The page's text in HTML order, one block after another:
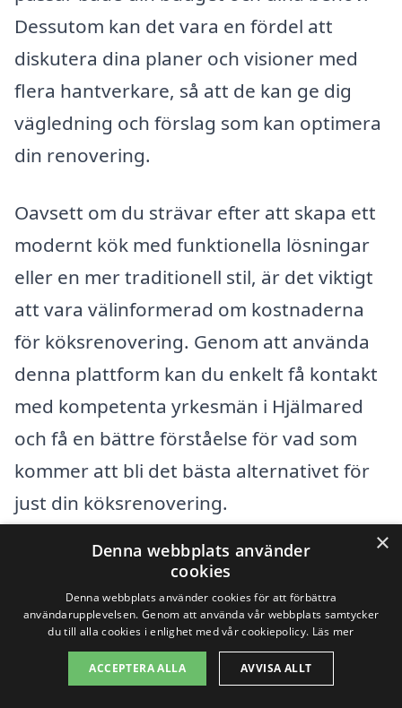
Dessutom kan det vara en fördel att
diskutera dina planer och visioner med
flera hantverkare, så att de kan ge dig
vägledning och förslag som kan optimera
din renovering.
Oavsett om du strävar efter att skapa ett
modernt kök med funktionella lösningar
eller en mer traditionell stil, är det viktigt
att vara välinformerad om kostnaderna
för köksrenovering. Genom att använda
denna plattform kan du enkelt få kontakt
med kompetenta yrkesmän i Hjälmared
och få en bättre förståelse för vad som
kommer att bli det bästa alternativet för
just din köksrenovering.
Få 3 erbjudanden, gratis och utan
förpliktelser
×
Denna webbplats använder
cookies
Denna webbplats använder cookies för att förbättra
användarupplevelsen. Genom att använda vår webbplats samtycker
du till alla cookies i enlighet med vår cookiepolicy. Läs mer
ACCEPTERA ALLA AVVISA ALLT